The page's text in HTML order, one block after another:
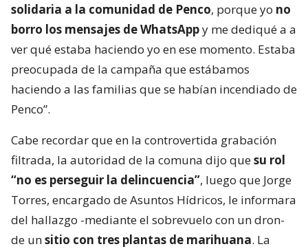
solidaria a la comunidad de Penco, porque yo no
borro los mensajes de WhatsAppy me dediqué a a
ver qué estaba haciendo yo en ese momento. Estaba
preocupada de la campaña que estábamos
haciendo a las familias que se habían incendiado de
Penco”.
Cabe recordar que en la controvertida grabación
filtrada, la autoridad de la comuna dijo quesu rol
“no es perseguir la delincuencia”, luego que Jorge
Torres, encargado de Asuntos Hídricos, le informara
del hallazgo -mediante el sobrevuelo con un dron-
de unsitio con tres plantas de marihuana. La